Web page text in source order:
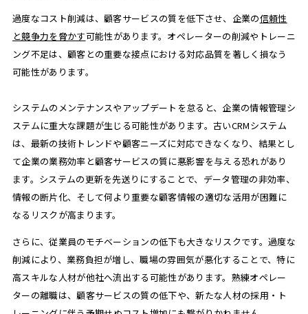
過度なコスト削減は、顧客サービスの質を低下させ、企業の信頼性
と競争力を脅かす可能性があります。オペレーターの削減やトレーニ
ング不足は、顧客との重要な接点における対応品質を著しく損なう
可能性があります。
システムのメンテナンスやアップデートを怠ると、企業の情報管理シ
ステムに重大な課題が生じる可能性があります。古いCRMシステム
は、最新の技術トレンドや顧客ニーズに対応できなくなり、結果とし
て企業の業務効率と顧客サービスの質に悪影響を与える恐れがあり
ます。システムの更新を先送りにすることで、データ管理の非効率、
情報の断片化、そして何より重要な顧客情報の適切な活用が困難に
なるリスクが高まります。
さらに、従業員のモチベーションの低下も大きなリスクです。過度な
削減により、業務負担が増し、職場の雰囲気が悪化することで、特に
高スキルな人材が他社へ流出する可能性があります。熟練オペレー
ターの離職は、顧客サービスの質の低下や、新たな人材の採用・ト